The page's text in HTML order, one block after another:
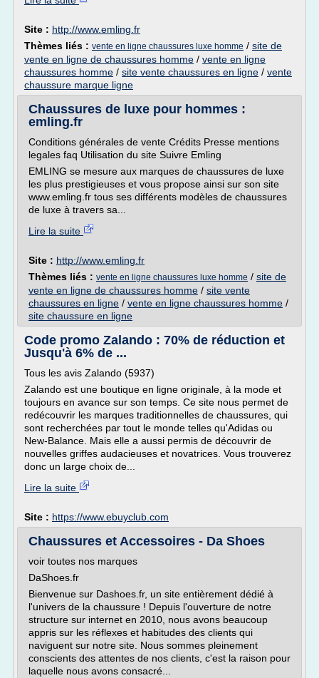
Site : http://www.emling.fr
Thèmes liés : vente en ligne chaussures luxe homme / site de
vente en ligne de chaussures homme / vente en ligne
chaussures homme / site vente chaussures en ligne / vente
chaussure marque ligne
Chaussures de luxe pour hommes :
emling.fr
Conditions générales de vente Crédits Presse mentions
legales faq Utilisation du site Suivre Emling
EMLING se mesure aux marques de chaussures de luxe
les plus prestigieuses et vous propose ainsi sur son site
www.emling.fr tous ses différents modèles de chaussures
de luxe à travers sa...
Lire la suite
Site : http://www.emling.fr
Thèmes liés : vente en ligne chaussures luxe homme / site de
vente en ligne de chaussures homme / site vente
chaussures en ligne / vente en ligne chaussures homme /
site chaussure en ligne
Code promo Zalando : 70% de réduction et
Jusqu'à 6% de ...
Tous les avis Zalando (5937)
Zalando est une boutique en ligne originale, à la mode et
toujours en avance sur son temps. Ce site nous permet de
redécouvrir les marques traditionnelles de chaussures, qui
sont recherchées par tout le monde telles qu'Adidas ou
New-Balance. Mais elle a aussi permis de découvrir de
nouvelles griffes audacieuses et novatrices. Vous trouverez
donc un large choix de...
Lire la suite
Site : https://www.ebuyclub.com
Chaussures et Accessoires - Da Shoes
voir toutes nos marques
DaShoes.fr
Bienvenue sur Dashoes.fr, un site entièrement dédié à
l'univers de la chaussure ! Depuis l'ouverture de notre
structure sur internet en 2010, nous avons beaucoup
appris sur les réflexes et habitudes des clients qui
naviguent sur notre site. Nous sommes pleinement
conscients des attentes de nos clients, c'est la raison pour
laquelle nous avons consacré...